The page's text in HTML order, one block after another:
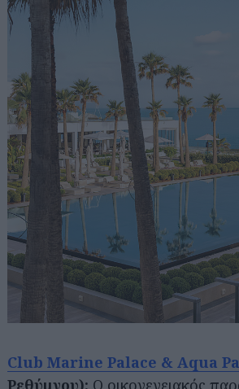
Club Marine Palace & Aqua
Ρεθύμνου): Ο οικογενειακός